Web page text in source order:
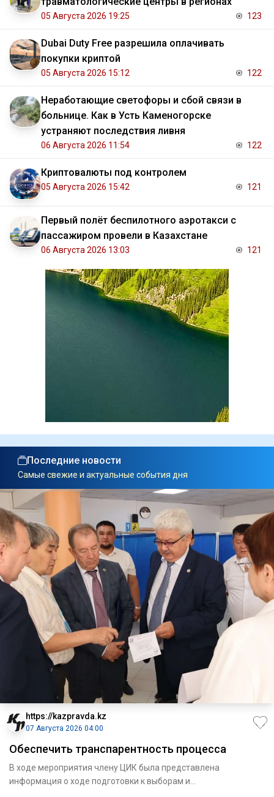
05 Августа 2026 19:25 123
Dubai Duty Free разрешила оплачивать
покупки криптой
05 Августа 2026 15:12 122
Неработающие светофоры и сбой связи в
больнице. Как в Усть Каменогорске
устраняют последствия ливня
06 Августа 2026 11:54 122
Криптовалюты под контролем
05 Августа 2026 15:42 121
Первый полёт беспилотного аэротакси с
пассажиром провели в Казахстане
06 Августа 2026 13:03 121
Последние новости
Самые свежие и актуальные события дня
https://kazpravda.kz
07 Августа 2026 04:00
Обеспечить транспарентность процесса
В ходе мероприятия члену ЦИК была представлена
информация о ходе подготовки к выборам и